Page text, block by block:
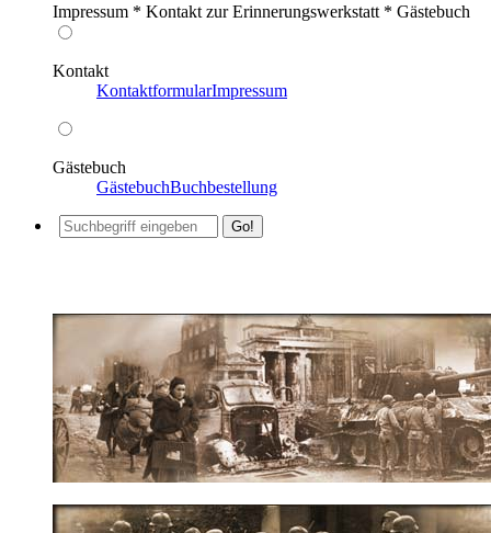
Impressum * Kontakt zur Erinnerungswerkstatt * Gästebuch
Kontakt
KontaktformularImpressum
Gästebuch
GästebuchBuchbestellung